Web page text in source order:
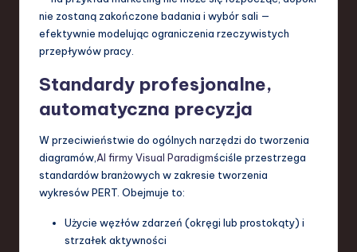
nie zostaną zakończone badania i wybór sali —
efektywnie modelując ograniczenia rzeczywistych
przepływów pracy.
Standardy profesjonalne,
automatyczna precyzja
W przeciwieństwie do ogólnych narzędzi do tworzenia
diagramów,AI firmy Visual Paradigmściśle przestrzega
standardów branżowych w zakresie tworzenia
wykresów PERT. Obejmuje to:
Użycie węzłów zdarzeń (okręgi lub prostokąty) i
strzałek aktywności